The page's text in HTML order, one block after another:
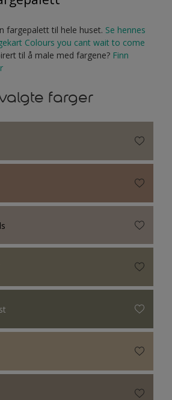
fargepalett til hele huset. Se hennes
Colours you cant wait to come
til å male med fargene? Finn
farger